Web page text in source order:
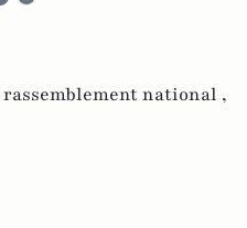
rassemblement national ,